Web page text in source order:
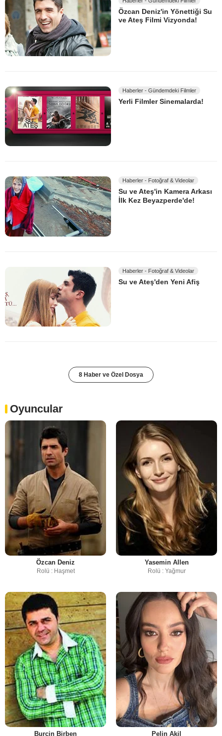
Özcan Deniz'in Yönettiği Su
ve Ateş Filmi Vizyonda!
Haberler - Gündemdeki Filmler
Yerli Filmler Sinemalarda!
Haberler - Fotoğraf & Videolar
Su ve Ateş'in Kamera Arkası
İlk Kez Beyazperde'de!
Haberler - Fotoğraf & Videolar
Su ve Ateş'den Yeni Afiş
8 Haber ve Özel Dosya
Oyuncular
Özcan Deniz
Rolü : Haşmet
Yasemin Allen
Rolü : Yağmur
Burçin Birben Pelin Akil